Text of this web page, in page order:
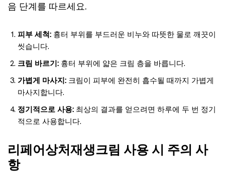
음 단계를 따르세요.
피부 세척: 흉터 부위를 부드러운 비누와 따뜻한 물로 깨끗이
씻습니다.
크림 바르기: 흉터 부위에 얇은 크림 층을 바릅니다.
가볍게 마사지: 크림이 피부에 완전히 흡수될 때까지 가볍게
마사지합니다.
정기적으로 사용: 최상의 결과를 얻으려면 하루에 두 번 정기
적으로 사용합니다.
리페어상처재생크림 사용 시 주의 사
항